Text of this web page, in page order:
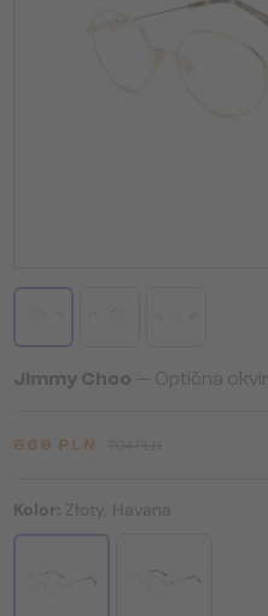
Jimmy Choo — Optična
669 PLN
Kolor: Złoty, Havana